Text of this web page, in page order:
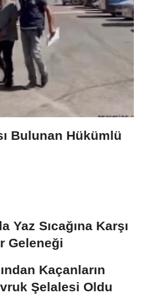
Bulunan Hükümlü
Yaz Sıcağına Karşı
Geleneği
Kaçanların
Şelalesi Oldu